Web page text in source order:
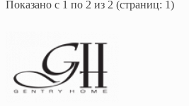
Показано с 1 по 2 из 2 (страниц: 1)